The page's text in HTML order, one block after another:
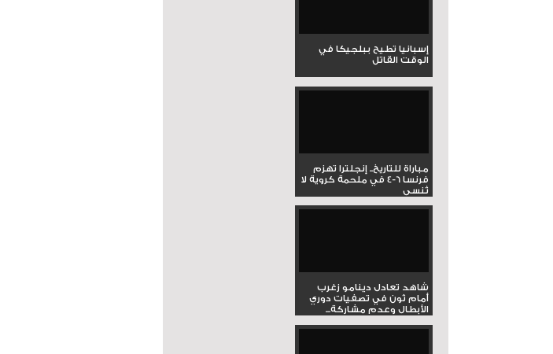
إسبانيا تطيح ببلجيكا في
الوقت القاتل
مباراة للتاريخ.. إنجلترا تهزم
فرنسا 6-4 في ملحمة كروية لا
تُنسى
شاهد تعادل دينامو زغرب
أمام ثون في تصفيات دوري
الأبطال وعدم مشاركة...